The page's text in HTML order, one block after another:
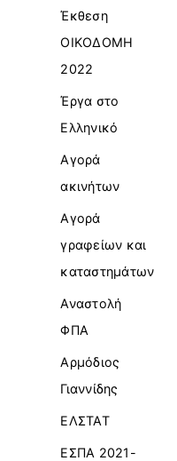
Έκθεση
ΟΙΚΟΔΟΜΗ
2022
Έργα στο
Ελληνικό
Αγορά
ακινήτων
Αγορά
γραφείων και
καταστημάτων
Αναστολή
ΦΠΑ
Αρμόδιος
Γιαννίδης
ΕΛΣΤΑΤ
ΕΣΠΑ 2021-